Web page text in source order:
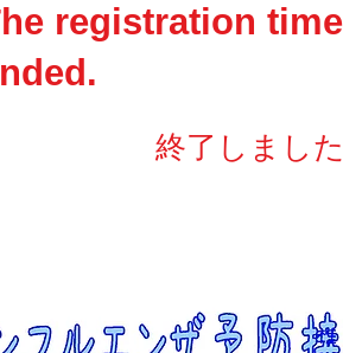
registration
終了しました